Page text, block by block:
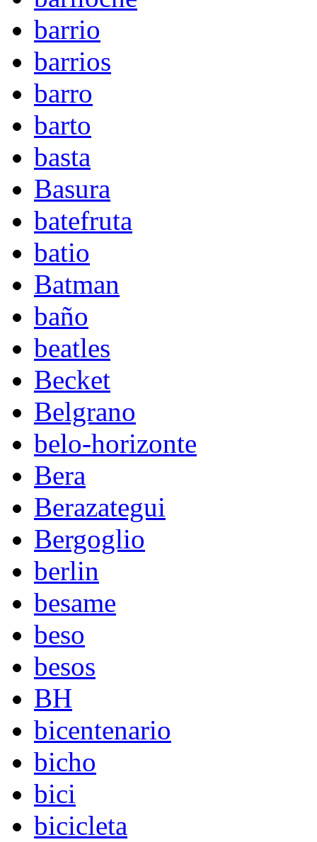
barrio
barrios
barro
barto
basta
Basura
batefruta
batio
Batman
baño
beatles
Becket
Belgrano
belo-horizonte
Bera
Berazategui
Bergoglio
berlin
besame
beso
besos
BH
bicentenario
bicho
bici
bicicleta